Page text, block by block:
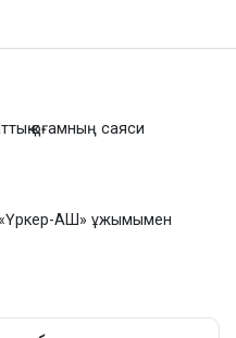
қоғамның саяси
«Үркер-АШ» ұжымымен